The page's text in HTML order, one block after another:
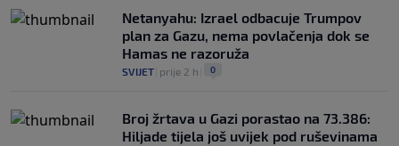
Netanyahu: Izrael odbacuje Trumpov
plan za Gazu, nema povlačenja dok se
Hamas ne razoruža
SVIJET prije 2 h 0
Broj žrtava u Gazi porastao na 73.386:
Hiljade tijela još uvijek pod ruševinama